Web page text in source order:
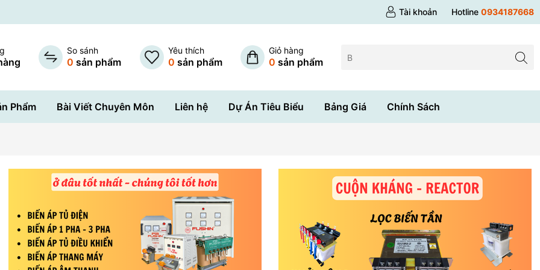
Tài khoản Hotline 0934187668
So sánh
0 sản phẩm
Yêu thích
0 sản phẩm
Giỏ hàng
0 sản phẩm
Phẩm Bài Viết Chuyên Môn Liên hệ Dự Án Tiêu Biểu Bảng Giá Chính Sách